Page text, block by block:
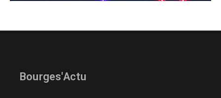
Bourges'Actu